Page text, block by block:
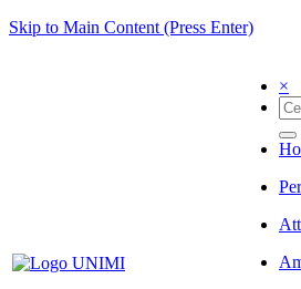
Skip to Main Content (Press Enter)
×